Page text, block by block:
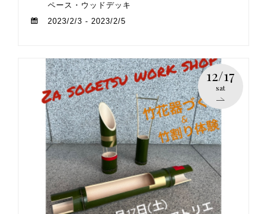
ペース・ウッドデッキ
2023/2/3 - 2023/2/5
12/17
sat